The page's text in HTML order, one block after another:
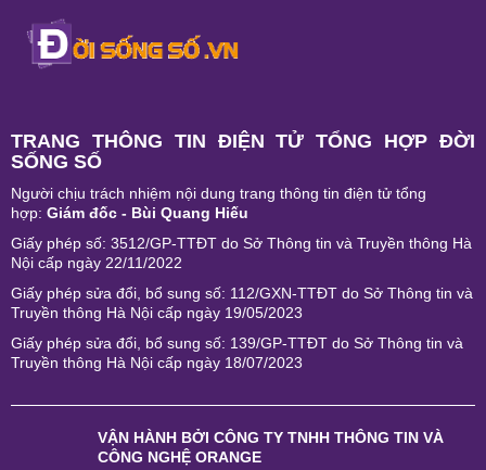
TRANG THÔNG TIN ĐIỆN TỬ TỔNG HỢP ĐỜI
SỐNG SỐ
Người chịu trách nhiệm nội dung trang thông tin điện tử tổng
hợp: Giám đốc - Bùi Quang Hiếu
Giấy phép số: 3512/GP-TTĐT do Sở Thông tin và Truyền thông Hà
Nội cấp ngày 22/11/2022
Giấy phép sửa đổi, bổ sung số: 112/GXN-TTĐT do Sở Thông tin và
Truyền thông Hà Nội cấp ngày 19/05/2023
Giấy phép sửa đổi, bổ sung số: 139/GP-TTĐT do Sở Thông tin và
Truyền thông Hà Nội cấp ngày 18/07/2023
VẬN HÀNH BỞI CÔNG TY TNHH THÔNG TIN VÀ
CÔNG NGHỆ ORANGE